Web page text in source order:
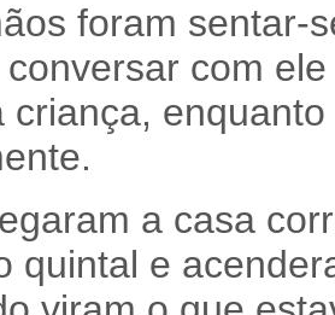
foram sentar-
com
criança,
a casa
quintal e